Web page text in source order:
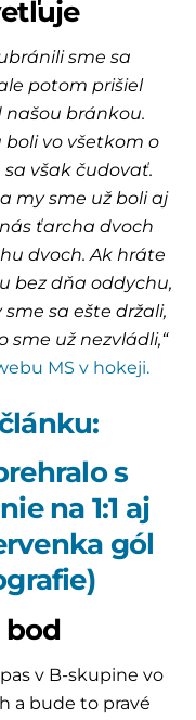
sme sa
potom prišiel
bránkou.
vo všetkom o
však čudovať.
my sme už boli aj
ťarcha dvoch
dvoch. Ak hráte
bez dňa oddychu,
sa ešte držali,
už nezvládli,“
MS v hokeji.
s
na 1:1 aj
gól
bod
v B-skupine vo
a bude to pravé